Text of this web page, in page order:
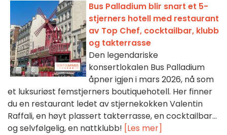
Bus Palladium blir snart et 5-
stjerners hotell med restaurant
av Top Chef, cocktailbar, klubb
og takterrasse
Den legendariske
konsertlokalen Bus Palladium
åpner igjen i mars 2026, nå som
et luksuriøst femstjerners boutiquehotell. Her finner
du en restaurant ledet av stjernekokken Valentin
Raffali, en høyt plassert takterrasse, en cocktailbar...
og selvfølgelig, en nattklubb! [Les mer]